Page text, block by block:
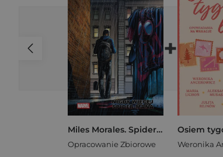
Miles Morales. Spider-Man. Tom 2. Nigdy więcej Spider-Mana
Opracowanie Zbiorowe
+
Weronika